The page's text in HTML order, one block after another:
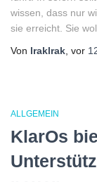
wissen, dass nur
sie erreicht. Sie
Von lraklrak , vor
ALLGEMEIN
KlarOs